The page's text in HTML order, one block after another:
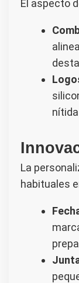
El aspecto
La
habituales